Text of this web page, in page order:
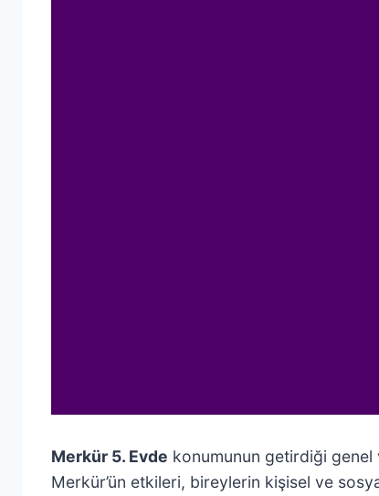
Merkür 5. Evde konumunun getirdiği genel
Merkür’ün etkileri, bireylerin kişisel ve